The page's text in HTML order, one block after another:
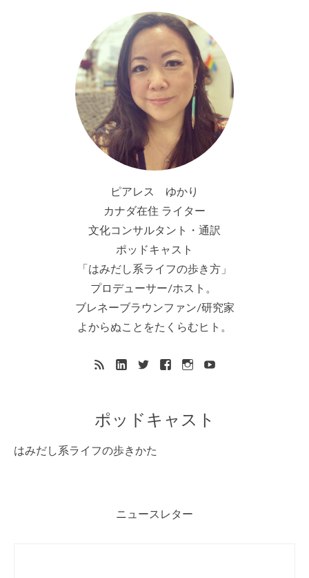
ピアレス ゆかり
カナダ在住 ライター
文化コンサルタント・通訳
ポッドキャスト
「はみだし系ライフの歩き方」
プロデューサー/ホスト。
ブレネーブラウンファン/研究家
よからぬことをたくらむヒト。
ポッドキャスト
はみだし系ライフの歩きかた
ニュースレター